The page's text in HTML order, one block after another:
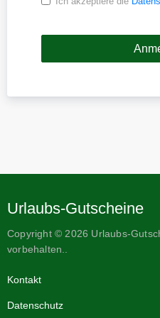
Urlaubs-Gutscheine
Copyright © 2026 Urlaubs-
vorbehalten..
Kontakt
Datenschutz